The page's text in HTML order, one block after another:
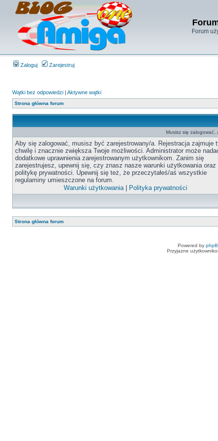
Forum
Zaloguj Zarejestruj
Wątki bez odpowiedzi | Aktywne wątki
Strona główna forum
Musisz się zalogować,
Aby się zalogować, musisz być zarejestrowany/a. Rejestracja zajmuje
chwilę i znacznie zwiększa Twoje możliwości. Administrator może
dodatkowe uprawnienia zarejestrowanym użytkownikom. Zanim się
zarejestrujesz, upewnij się, czy znasz nasze warunki użytkowania oraz
politykę prywatności. Upewnij się też, że przeczytałeś/aś wszystkie
regulaminy umieszczone na forum.
Warunki użytkowania| Polityka prywatności
Strona główna forum
Powered by
Przyjazne